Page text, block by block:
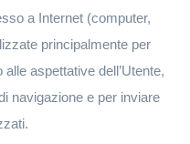
a Internet (computer,
principalmente per
aspettative dell’Utente,
navigazione e per inviare